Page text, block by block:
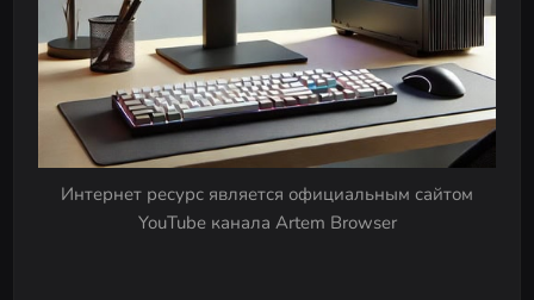
Интернет ресурс является официальным сайтом
YouTube канала Artem Browser